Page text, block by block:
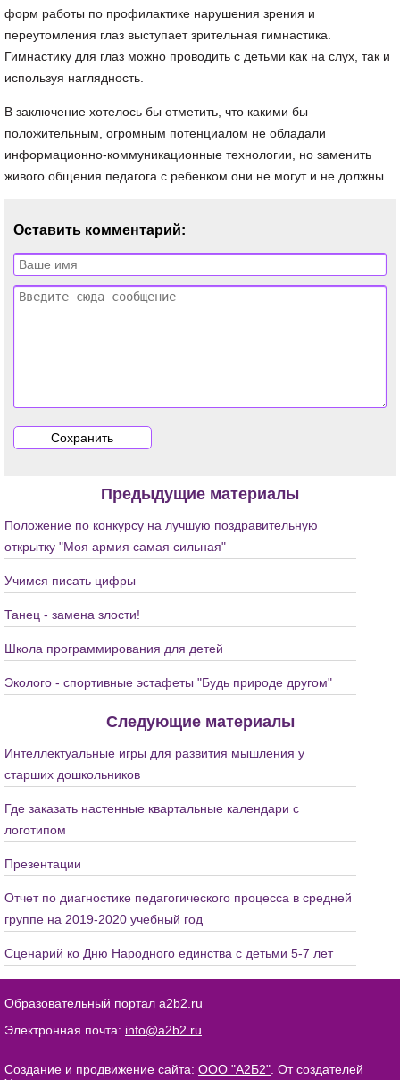
форм работы по профилактике нарушения зрения и
переутомления глаз выступает зрительная гимнастика.
Гимнастику для глаз можно проводить с детьми как на слух, так и
используя наглядность.
В заключение хотелось бы отметить, что какими бы
положительным, огромным потенциалом не обладали
информационно-коммуникационные технологии, но заменить
живого общения педагога с ребенком они не могут и не должны.
Оставить комментарий:
Предыдущие материалы
Положение по конкурсу на лучшую поздравительную
открытку "Моя армия самая сильная"
Учимся писать цифры
Танец - замена злости!
Школа программирования для детей
Эколого - спортивные эстафеты "Будь природе другом"
Следующие материалы
Интеллектуальные игры для развития мышления у
старших дошкольников
Где заказать настенные квартальные календари с
логотипом
Презентации
Отчет по диагностике педагогического процесса в средней
группе на 2019-2020 учебный год
Сценарий ко Дню Народного единства с детьми 5-7 лет
Образовательный портал a2b2.ru
Электронная почта: info@a2b2.ru
Создание и продвижение сайта: ООО "А2Б2" . От создателей